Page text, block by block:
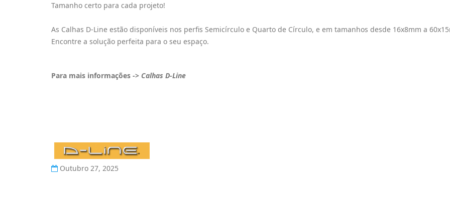
Tamanho certo para cada projeto!
As Calhas D-Line estão disponíveis nos perfis Semicírculo e Quarto de Círculo, e em tamanhos desde 16x8mm a
Encontre a solução perfeita para o seu espaço.
Para mais informações -> Calhas D-Line
Outubro 27, 2025